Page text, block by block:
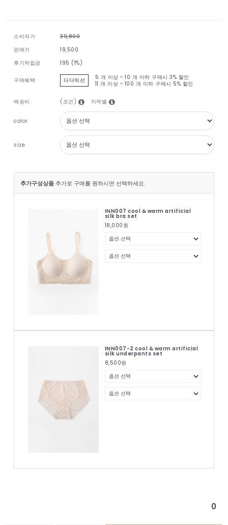
소비자가
39,800
판매가
19,500
후기적립금
195 (1%)
구매혜택 다다익선 5 개 이상 ~ 10 개 이하 구매시 3% 할인
11 개 이상 ~ 100 개 이하 구매시 5% 할인
배송비 (조건) 지역별
color
size
추가구성상품 추가로 구매를 원하시면 선택하세요.
INN007 cool & warm artificial
silk bra set
18,000 원
INN007-2 cool & warm artificial
silk underpants set
8,500원
0